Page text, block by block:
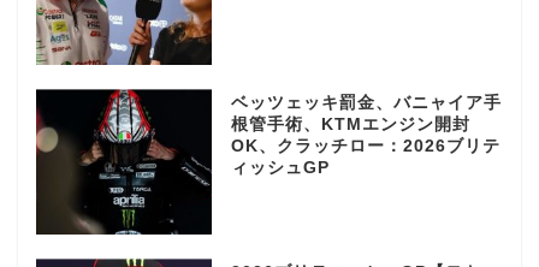
ベッツェッキ罰金、バニャイア手
根管手術、KTMエンジン開封
OK、クラッチロー：2026ブリテ
ィッシュGP